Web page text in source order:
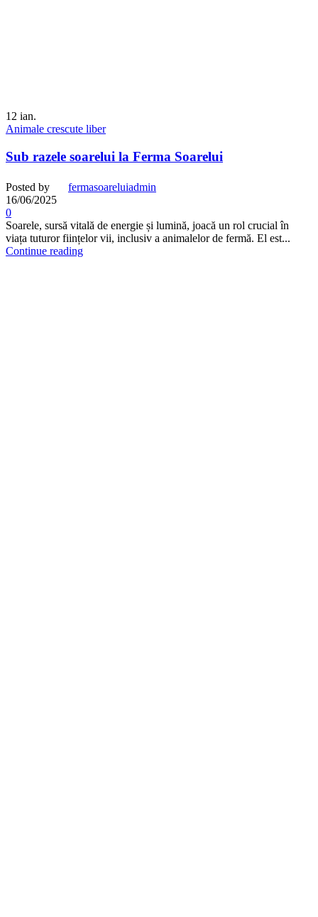
12 ian.
Animale crescute liber
Sub razele soarelui la Ferma Soarelui
Posted by
fermasoareluiadmin
16/06/2025
0
Soarele, sursă vitală de energie și lumină, joacă un rol crucial în
viața tuturor ființelor vii, inclusiv a animalelor de fermă. El est...
Continue reading